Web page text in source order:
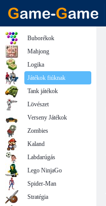
Buborékok
Mahjong
Logika
Játékok fiúknak
Tank játékok
Lövészet
Verseny Játékok
Zombies
Kaland
Labdarúgás
Lego NinjaGo
Spider-Man
Stratégia